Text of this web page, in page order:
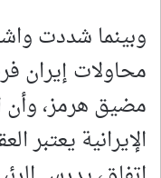
وبينما شددت
محاولات إيران
مضيق هرمز، وأن
الإيرانية يعتبر